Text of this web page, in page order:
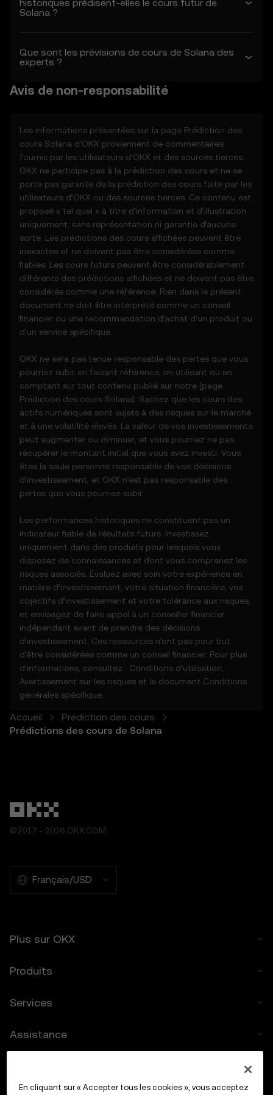
historiques prédisent-elles le cours futur de
Solana ?
Que sont les prévisions de cours de Solana des
experts ?
Avis de non-responsabilité
Les informations présentées sur la page Prédiction des
cours Solana d’OKX proviennent de commentaires
fournis par les utilisateurs d’OKX et des sources tierces.
OKX ne participe pas à la prédiction des cours et ne se
porte pas garante de la prédiction des cours faite par les
utilisateurs d’OKX ou des sources tierces. Ce contenu est
proposé « tel quel » à titre d’information et d’illustration
uniquement, sans représentation ni garantie d’aucune
sorte. Les prédictions des cours affichées peuvent être
inexactes et ne doivent pas être considérées comme
fiables. Les cours futurs peuvent être considérablement
différents des prédictions affichées et ne doivent pas être
considérés comme une référence. Rien dans le présent
document ne doit être interprété comme un conseil
financier ou une recommandation d’achat d’un produit ou
d’un service spécifique.
OKX ne sera pas tenue responsable des pertes que vous
pourriez subir en faisant référence, en utilisant ou en
comptant sur tout contenu publié sur notre [page
Prédiction des cours Solana]. Sachez que les cours des
actifs numériques sont sujets à des risques sur le marché
et à une volatilité élevés. La valeur de vos investissements
peut augmenter ou diminuer, et vous pourriez ne pas
récupérer le montant initial que vous avez investi. Vous
êtes la seule personne responsable de vos décisions
d’investissement, et OKX n’est pas responsable des
pertes que vous pourriez subir.
Les performances historiques ne constituent pas un
indicateur fiable de résultats futurs. Investissez
uniquement dans des produits pour lesquels vous
disposez de connaissances et dont vous comprenez les
risques associés. Évaluez avec soin votre expérience en
matière d’investissement, votre situation financière, vos
objectifs d’investissement et votre tolérance aux risques,
et envisagez de faire appel à un conseiller financier
indépendant avant de prendre des décisions
d’investissement. Ces ressources n’ont pas pour but
d’être considérées comme un conseil financier. Pour plus
d’informations, consultez : Conditions d’utilisation
Avertissement sur les risques et le document Conditions
générales spécifique.
Accueil
Prédiction des cours
Prédictions des cours de Solana
©2017 - 2026 OKX.COM
Français/USD
Plus sur OKX
Produits
Services
Assistance
utilisés dans les présentes auront la même
signification que celle définie dans les
conflit, les dispositions des présentes
3. Fonction de prédiction des cours
3.1 Les fonctions de prévision des cours
sont fournies uniquement à titre
d'information, « en l'état », sans aucune
garantie de quelque nature que ce soit.
3.2 Les fonctions de prévision des cours
peuvent inclure :
- Des données agrégées ou dérivées de
sources tierces.
- Des outils d'analyse à des fins
d'information, y compris des visualisations
de l'évolution des cours.
- Des notifications ou des annonces
concernant des activités de marché
inhabituelles.
3.3 Ces fonctions de prévision des cours ne
d'investissement et ne doivent pas être
utilisées pour prendre des décisions en
matière d'investissement ou de produits.
4. Vos obligations
4.1 Vous vous engagez à :
- Respecter l'ensemble des conditions et
des mises à jour.
- Vous abstenir de copier ou d'exploiter les
fonctions de prédiction des cours sans
accord écrit préalable.
rester informé de toutes les annonces
d'OKX ou de l'activité du marché.
5. Avis de non-responsabilité et
exclusions
5.1 Les fonctions de prédiction des cours et
le contenu fourni :
- Ne sont pas garantis comme étant exacts
ou complets.
- Ne constituent pas des conseils en
matière d'investissement ou de finance.
- Ne constituent pas une approbation ou
une recommandation.
5.2 Vous ne devez pas vous fier aux
prendre des décisions en matière
d'investissement ou de produits. OKX
décline toute garantie implicite, y compris
celle de la qualité marchande et de
l'adéquation à un usage particulier. OKX
importantes, y compris la perte totale de
responsable des pertes encourues.
7. Limitation des responsabilités
accessoires ou consécutifs résultant de
En cliquant sur « Accepter tous les cookies », vous acceptez